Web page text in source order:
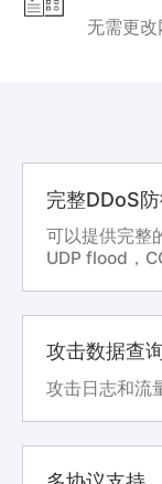
无需更
完整DDoS
可以提供完整
UDP flood，
攻击数据查
攻击日志和流